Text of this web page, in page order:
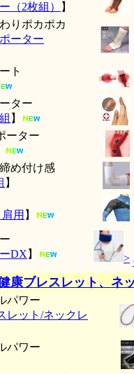
（2枚組） 】
りポカポカ
ーター
ト
ター
】
ーター
め付け感
】
用 】
DX 】 >
康ブレスレット、ネ
パワー
レット/ネックレ
パワー